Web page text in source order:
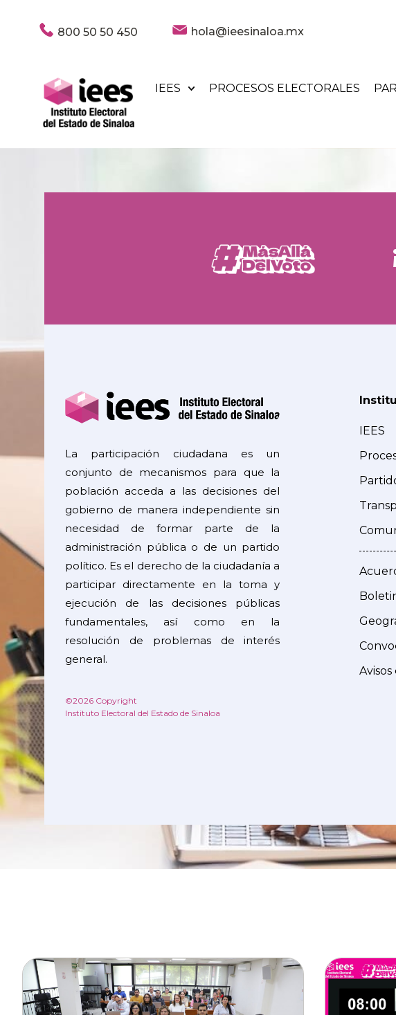
800 50 50 450 hola@ieesinaloa.mx
IEES PROCESOS ELECTORALES
La participación ciudadana es un
conjunto de mecanismos para que la
población acceda a las decisiones del
gobierno de manera independiente sin
necesidad de formar parte de la
administración pública o de un partido
político. Es el derecho de la ciudadanía a
participar directamente en la toma y
ejecución de las decisiones públicas
fundamentales, así como en la
resolución de problemas de interés
general.
©2026 Copyright
Instituto Electoral del Estado de Sinaloa
IEES